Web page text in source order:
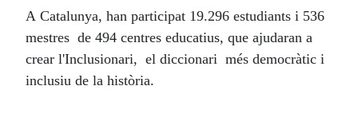
A Catalunya, han participat 19.296 estudiants i 536
mestres de 494 centres educatius, que ajudaran a
crear l'Inclusionari, el diccionari més democràtic i
inclusiu de la història.